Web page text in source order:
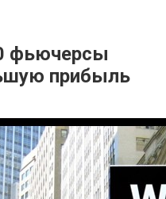
фьючерсы
прибыль